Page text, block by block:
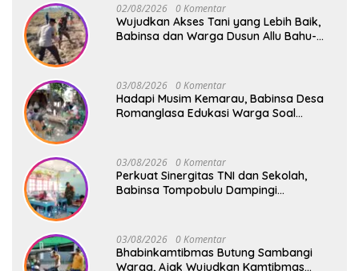
02/08/2026 0 Komentar
Wujudkan Akses Tani yang Lebih Baik,
Babinsa dan Warga Dusun Allu Bahu-
03/08/2026 0 Komentar
Hadapi Musim Kemarau, Babinsa Desa
Romanglasa Edukasi Warga Soal
03/08/2026 0 Komentar
Perkuat Sinergitas TNI dan Sekolah,
Babinsa Tompobulu Dampingi
03/08/2026 0 Komentar
Bhabinkamtibmas Butung Sambangi
Warga, Ajak Wujudkan Kamtibmas